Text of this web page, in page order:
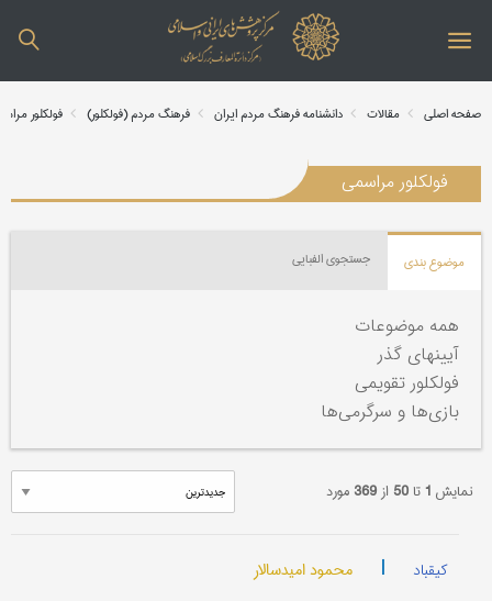
صفحه اصلی مقالات دانشنامه فرهنگ مردم ایران فرهنگ مردم (فولکلور) فولکلور
فولکلور مراسمی
موضوع بندی جستجوی الفبایی
همه موضوعات
آیینهای گذر
فولکلور تقویمی
بازی‌ها و سرگرمی‌ها
نمایش 1تا50 از369 مورد
کیقباد | محمود امیدسالار